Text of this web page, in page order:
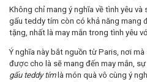
Không chỉ mang ý nghĩa về tình yêu
gấu teddy tím còn có khả năng mang
tặng, nhất là may mắn trong tình yêu
Ý nghĩa này bắt nguồn từ Paris, nơi
được cho là sẽ mang đến may mắn, sự
gấu teddy tímlà món quà vô cùng ý